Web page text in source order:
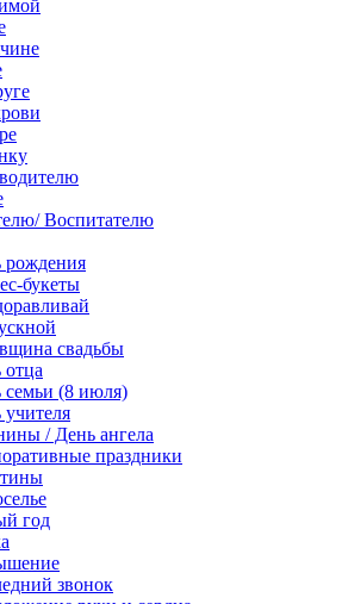
Воспитателю
рождения
букеты
свадьбы
отца
семьи (8 июля)
учителя
/ День ангела
праздники
год
звонок